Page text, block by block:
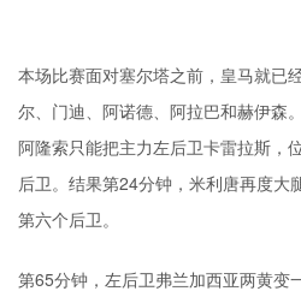
本场比赛面对塞尔塔之前，皇马就已
尔、门迪、阿诺德、阿拉巴和赫伊森
阿隆索只能把主力左后卫卡雷拉斯，
后卫。结果第24分钟，米利唐再度
第六个后卫。
第65分钟，左后卫弗兰加西亚两黄变